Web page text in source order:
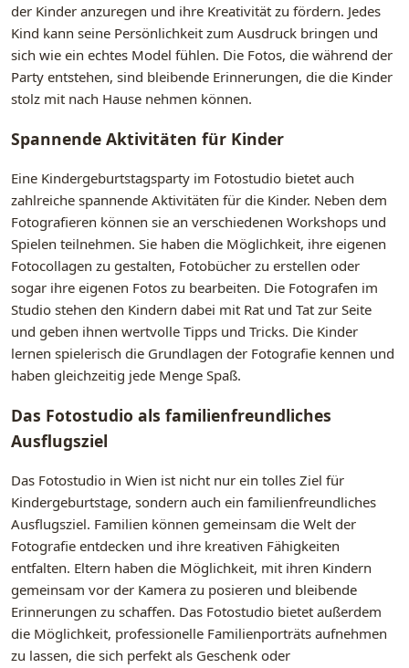
der Kinder anzuregen und ihre Kreativität zu fördern. Jedes
Kind kann seine Persönlichkeit zum Ausdruck bringen und
sich wie ein echtes Model fühlen. Die Fotos, die während der
Party entstehen, sind bleibende Erinnerungen, die die Kinder
stolz mit nach Hause nehmen können.
Spannende Aktivitäten für Kinder
Eine Kindergeburtstagsparty im Fotostudio bietet auch
zahlreiche spannende Aktivitäten für die Kinder. Neben dem
Fotografieren können sie an verschiedenen Workshops und
Spielen teilnehmen. Sie haben die Möglichkeit, ihre eigenen
Fotocollagen zu gestalten, Fotobücher zu erstellen oder
sogar ihre eigenen Fotos zu bearbeiten. Die Fotografen im
Studio stehen den Kindern dabei mit Rat und Tat zur Seite
und geben ihnen wertvolle Tipps und Tricks. Die Kinder
lernen spielerisch die Grundlagen der Fotografie kennen und
haben gleichzeitig jede Menge Spaß.
Das Fotostudio als familienfreundliches
Ausflugsziel
Das Fotostudio in Wien ist nicht nur ein tolles Ziel für
Kindergeburtstage, sondern auch ein familienfreundliches
Ausflugsziel. Familien können gemeinsam die Welt der
Fotografie entdecken und ihre kreativen Fähigkeiten
entfalten. Eltern haben die Möglichkeit, mit ihren Kindern
gemeinsam vor der Kamera zu posieren und bleibende
Erinnerungen zu schaffen. Das Fotostudio bietet außerdem
die Möglichkeit, professionelle Familienporträts aufnehmen
zu lassen, die sich perfekt als Geschenk oder